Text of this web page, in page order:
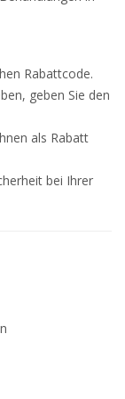
Rabattcode.
geben Sie den
als Rabatt
bei Ihrer